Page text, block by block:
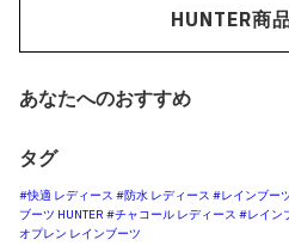
HUNTER商
あなたへのおすすめ
タグ
#快適 レディース #防水 レディース #レインブー
ブーツ HUNTER #チャコール レディース #レイン
オプレン レインブーツ